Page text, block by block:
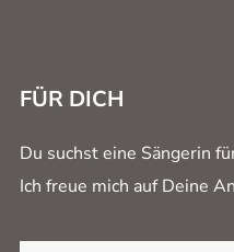
FÜR DICH
Du suchst eine Sängerin
Ich freue mich auf Deine